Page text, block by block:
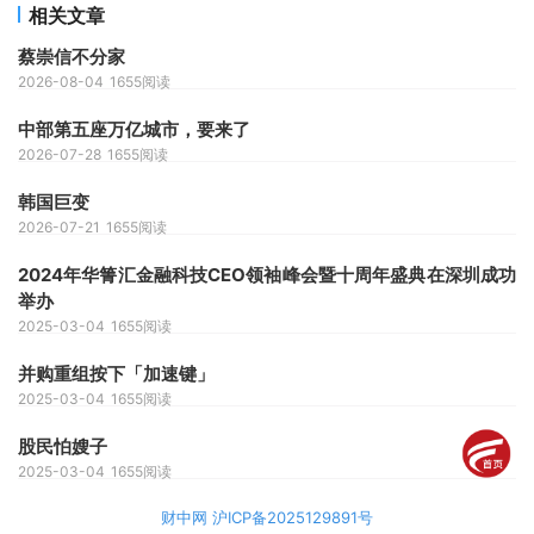
相关文章
蔡崇信不分家
2026-08-04 1655阅读
中部第五座万亿城市，要来了
2026-07-28 1655阅读
韩国巨变
2026-07-21 1655阅读
2024年华箐汇金融科技CEO领袖峰会暨十周年盛典在深圳成功
举办
2025-03-04 1655阅读
并购重组按下「加速键」
2025-03-04 1655阅读
股民怕嫂子
2025-03-04 1655阅读
财中网 沪ICP备2025129891号